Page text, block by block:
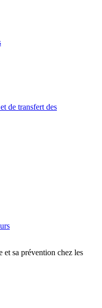
de transfert des
et sa prévention chez les